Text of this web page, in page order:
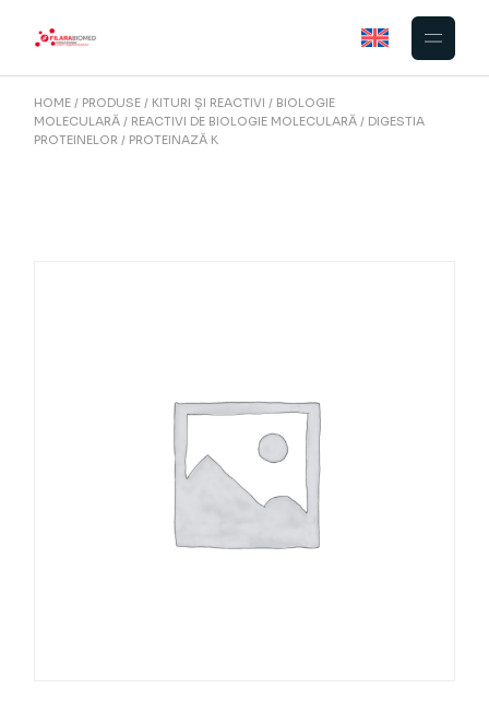
HOME PRODUSE KITURI ȘI REACTIVI
BIOLOGIE
MOLECULARĂ
REACTIVI DE BIOLOGIE MOLECULARĂ
DIGESTIA
PROTEINELOR
PROTEINAZĂ K